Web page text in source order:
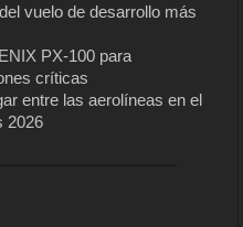
vuelo de desarrollo más
PX-100 para
críticas
entre las aerolíneas en el
2026